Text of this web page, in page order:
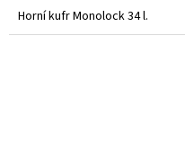
Horní kufr Monolock 34 l.